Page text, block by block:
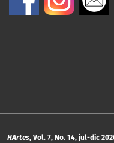
HArtes, Vol. 7, No. 14, jul-dic